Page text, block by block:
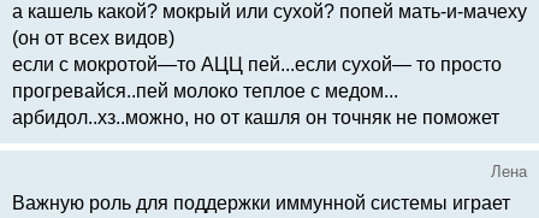
а кашель какой? мокрый или сухой? попей мать-и-мачеху
(он от всех видов)
если с мокротой—то АЦЦ пей...если сухой— то просто
прогревайся..пей молоко теплое с медом...
арбидол..хз..можно, но от кашля он точняк не поможет
Лена
Важную роль для поддержки иммунной системы играет